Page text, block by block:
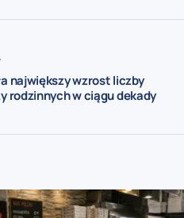
największy wzrost liczby
rodzinnych w ciągu dekady